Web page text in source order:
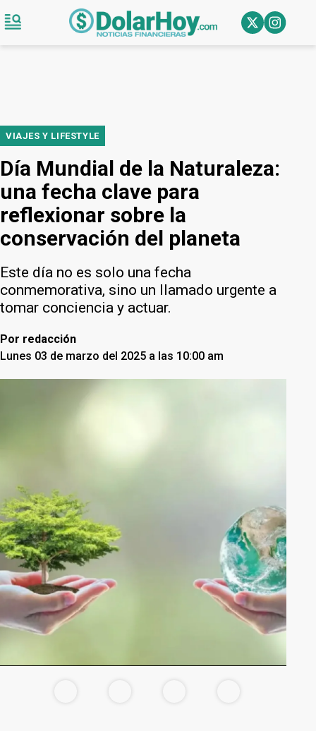
VIAJES Y LIFESTYLE
Día Mundial de la Naturaleza:
una fecha clave para
reflexionar sobre la
conservación del planeta
Este día no es solo una fecha
conmemorativa, sino un llamado urgente a
tomar conciencia y actuar.
Por redacción
Lunes 03 de marzo del 2025 a las 10:00 am